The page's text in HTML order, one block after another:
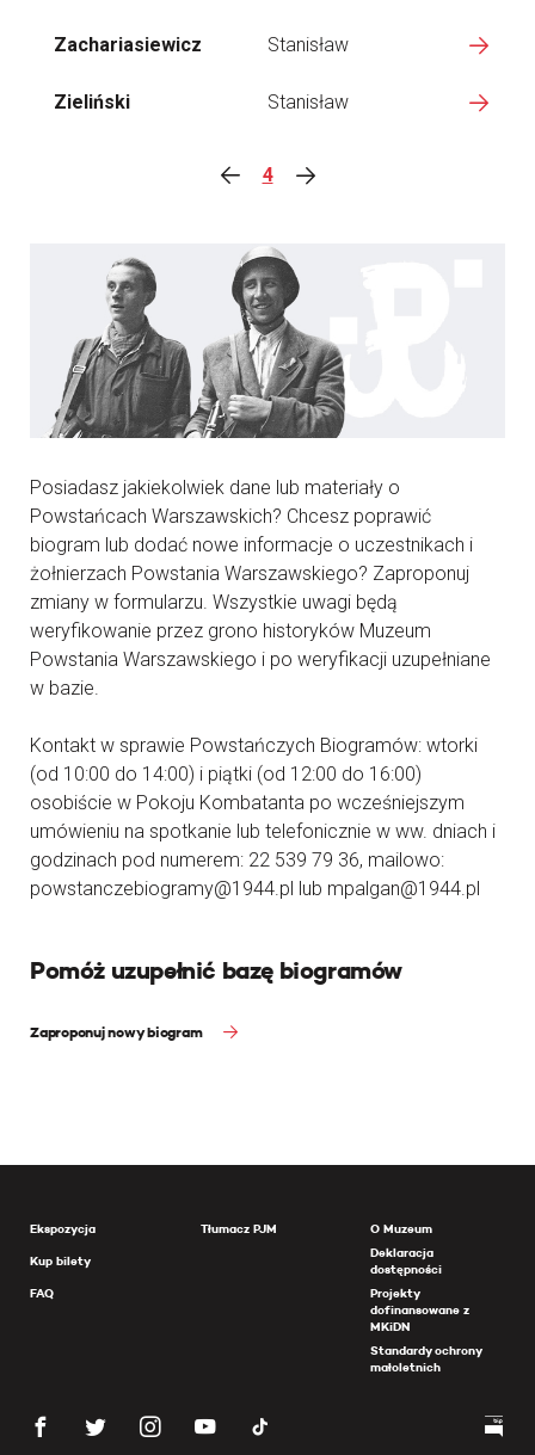
Zachariasiewicz Stanisław
Zieliński Stanisław
4
Posiadasz jakiekolwiek dane lub materiały o
Powstańcach Warszawskich? Chcesz poprawić
biogram lub dodać nowe informacje o uczestnikach i
żołnierzach Powstania Warszawskiego? Zaproponuj
zmiany w formularzu. Wszystkie uwagi będą
weryfikowanie przez grono historyków Muzeum
Powstania Warszawskiego i po weryfikacji uzupełniane
w bazie.
Kontakt w sprawie Powstańczych Biogramów: wtorki
(od 10:00 do 14:00) i piątki (od 12:00 do 16:00)
osobiście w Pokoju Kombatanta po wcześniejszym
umówieniu na spotkanie lub telefonicznie w ww. dniach i
godzinach pod numerem: 22 539 79 36, mailowo:
powstanczebiogramy@1944.pl lub mpalgan@1944.pl
Pomóż uzupełnić bazę biogramów
Zaproponuj nowy biogram
Ekspozycja
Kup bilety
FAQ
Tłumacz PJM
O Muzeum
Deklaracja
dostępności
Projekty
dofinansowane z
MKiDN
Standardy ochrony
małoletnich